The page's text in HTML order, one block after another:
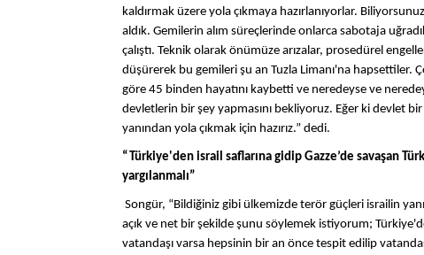
kaldırmak üzere yola çıkmaya hazırlanıyorlar.
aldık. Gemilerin alım süreçlerinde onlarca sabotaja
çalıştı. Teknik olarak önümüze arızalar, prosedürel
düşürerek bu gemileri şu an Tuzla Limanı'na hapsettiler.
göre 45 binden hayatını kaybetti ve neredeyse ve
devletlerin bir şey yapmasını bekliyoruz. Eğer ki devlet
yanından yola çıkmak için hazırız.” dedi.
“Türkiye'den israil saflarına gidip Gazze’de savaşan
yargılanmalı”
Songür, “Bildiğiniz gibi ülkemizde terör güçleri israilin
açık ve net bir şekilde şunu söylemek istiyorum;
vatandaşı varsa hepsinin bir an önce tespit edilip